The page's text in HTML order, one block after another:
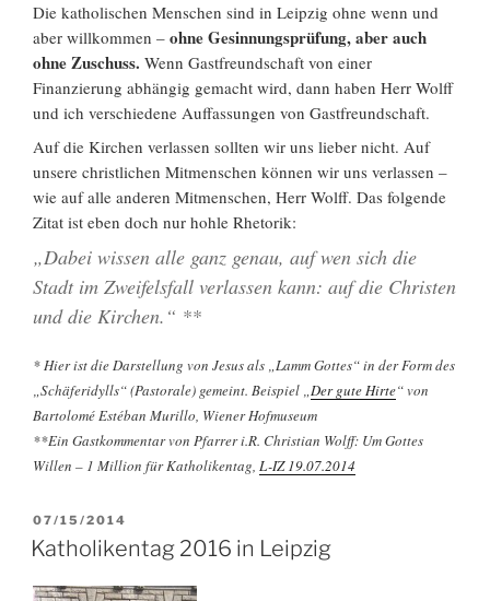
Die katholischen Menschen sind in Leipzig ohne wenn und
aber willkommen – ohne Gesinnungsprüfung, aber auch
ohne Zuschuss. Wenn Gastfreundschaft von einer
Finanzierung abhängig gemacht wird, dann haben Herr Wolff
und ich verschiedene Auffassungen von Gastfreundschaft.
Auf die Kirchen verlassen sollten wir uns lieber nicht. Auf
unsere christlichen Mitmenschen können wir uns verlassen –
wie auf alle anderen Mitmenschen, Herr Wolff. Das folgende
Zitat ist eben doch nur hohle Rhetorik:
„Dabei wissen alle ganz genau, auf wen sich die
Stadt im Zweifelsfall verlassen kann: auf die Christen
und die Kirchen.“ **
* Hier ist die Darstellung von Jesus als „Lamm Gottes“ in der Form des
„Schäferidylls“ (Pastorale) gemeint. Beispiel „Der gute Hirte“ von
Bartolomé Estéban Murillo, Wiener Hofmuseum
**Ein Gastkommentar von Pfarrer i.R. Christian Wolff: Um Gottes
Willen – 1 Million für Katholikentag, L-IZ19.07.2014
VERÖFFENTLICHT
AM
07/15/2014
Katholikentag 2016 in Leipzig